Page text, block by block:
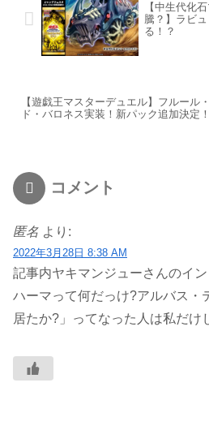
【中生代化
騰？】ラビ
る！？
【遊戯王マスターデュエル】フルール・
ド・バロネス実装！新パック追加決定！
コメント
匿名 より:
2022年3月28日 8:38 AM
記事内ヤキマンジューさんのイ
ハーマって何だっけ?アルバス・
居たか?」ってなった人は私だけ